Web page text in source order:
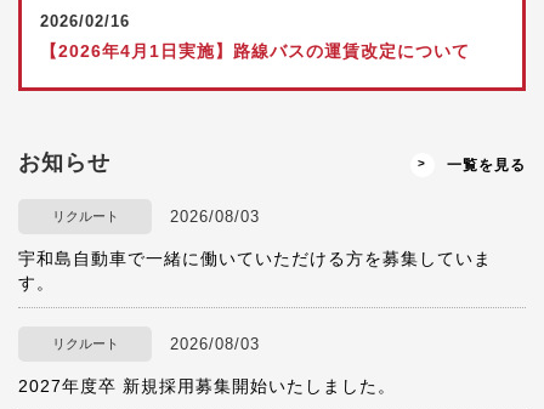
2026/02/16
【2026年4月1日実施】路線バスの運賃改定について
お知らせ 一覧を見る
リクルート 2026/08/03
宇和島自動車で一緒に働いていただける方を募集していま
す。
リクルート 2026/08/03
2027年度卒 新規採用募集開始いたしました。